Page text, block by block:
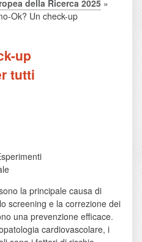
della Ricerca 2025 »
Ok? Un check-up
up
tutti
la principale causa di
screening e la correzione dei
una prevenzione efficace.
cardiovascolare, i